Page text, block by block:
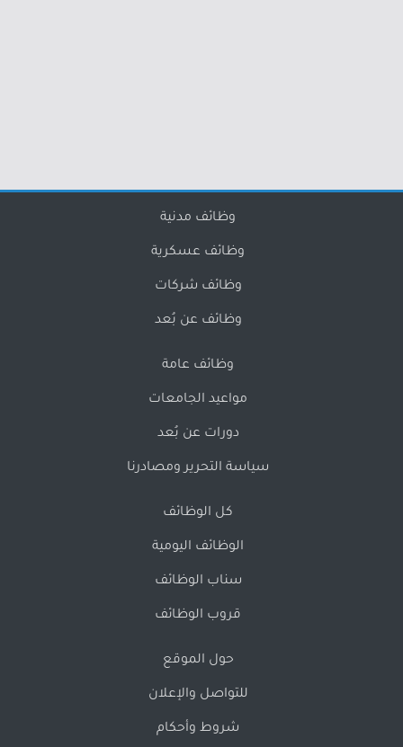
وظائف مدنية
وظائف عسكرية
وظائف شركات
وظائف عن بُعد
وظائف عامة
مواعيد الجامعات
دورات عن بُعد
سياسة التحرير ومصادرنا
كل الوظائف
الوظائف اليومية
سناب الوظائف
قروب الوظائف
حول الموقع
للتواصل والإعلان
شروط وأحكام